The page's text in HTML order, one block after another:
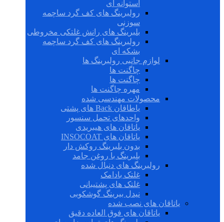
استوانه ای
رولبرینگ های کف گرد ساچمه
سوزنی
بلبرینگ های رانش غلتکی مخروطی
رولبرینگ های کف گرد ساچمه
بشکه ای
لوازم جانبی رولبرینگ ها
چاگنت ها
چاگنت ها
مهره چاگنت ها
محصولات مهندسی شده
یاطاقان Back های پشتی
واحدهای تحمل سنسور
یاتاقان های هیبریدی
یاتاقان های INSOCOAT
بدون بلبرینگ روکش دار
بلبرینگ با روغن جامد
رولبرینگ های دنبال شده
غلتک بادامک
غلتک های پشتیبانی
نیدل بیرینگ گوشکوبی
یاتاقان های نصب شده
یاتاقان های فوق العاده دقیق